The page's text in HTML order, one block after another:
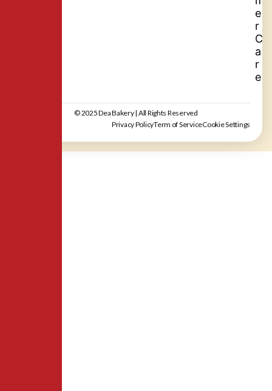
e
r
C
a
r
e
© 2025 Dea Bakery | All Rights Reserved
Cookie Settings
Term of Service
Privacy Policy